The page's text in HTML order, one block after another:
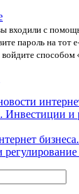
входили с
пароль на тот
войдите способом